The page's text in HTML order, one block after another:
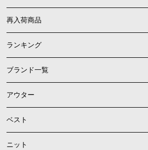
再入荷商品
ランキング
ブランド一覧
アウター
ベスト
ニット